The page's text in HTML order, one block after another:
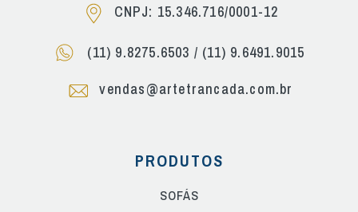
CNPJ: 15.346.716/0001-12
(11) 9.8275.6503 / (11) 9.6491.9015
vendas@artetrancada.com.br
PRODUTOS
SOFÁS